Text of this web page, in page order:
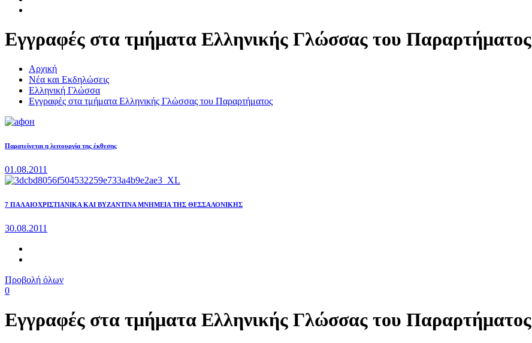
Εγγραφές στα τμήματα Ελληνικής Γλώσσας του Παραρτήματος
Αρχική
Νέα και Εκδηλώσεις
Ελληνική Γλώσσα
Εγγραφές στα τμήματα Ελληνικής Γλώσσας του Παραρτήματος
Παρατείνεται η λειτουργία της έκθεσης
01.08.2011
7 ΠΑΛΑΙΟΧΡΙΣΤΙΑΝΙΚΑ ΚΑΙ ΒΥΖΑΝΤΙΝΑ ΜΝΗΜΕΙΑ ΤΗΣ ΘΕΣΣΑΛΟΝΙΚΗΣ
30.08.2011
Προβολή όλων
0
Εγγραφές στα τμήματα Ελληνικής Γλώσσας του Παραρτήματος